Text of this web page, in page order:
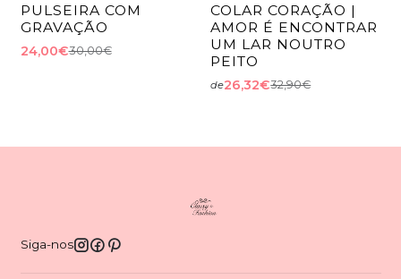
PULSEIRA COM
GRAVAÇÃO
24,00€30,00€
COLAR CORAÇÃO |
AMOR É ENCONTRAR
UM LAR NOUTRO
PEITO
de26,32€32,90€
Siga-nos